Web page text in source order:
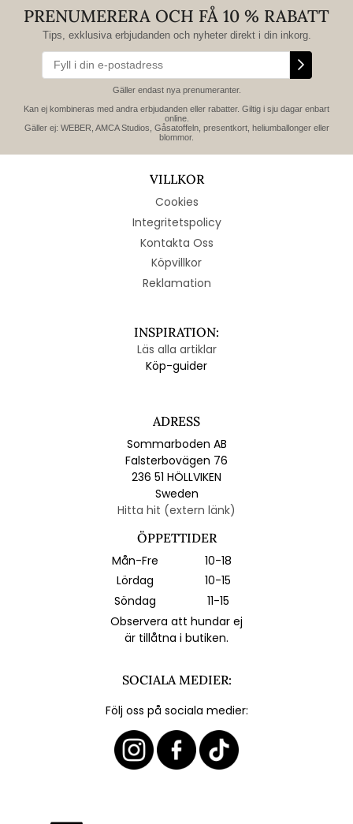
PRENUMERERA OCH FÅ 10 % RABATT
Tips, exklusiva erbjudanden och nyheter direkt i din inkorg.
Gäller endast nya prenumeranter.
Kan ej kombineras med andra erbjudanden eller rabatter. Giltig i sju dagar enbart
online.
Gäller ej: WEBER, AMCA Studios, Gåsatoffeln, presentkort, heliumballonger eller
blommor.
VILLKOR
Cookies
Integritetspolicy
Kontakta Oss
Köpvillkor
Reklamation
INSPIRATION:
Läs alla artiklar
Köp-guider
ADRESS
Sommarboden AB
Falsterbovägen 76
236 51 HÖLLVIKEN
Sweden
Hitta hit (extern länk)
ÖPPETTIDER
Mån-Fre
10-18
Lördag
10-15
Söndag
11-15
Observera att hundar ej
är tillåtna i butiken.
SOCIALA MEDIER:
Följ oss på sociala medier: